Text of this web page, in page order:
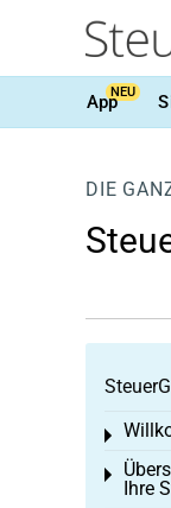
AppNEU
DIE
Toggle
Ihre
Toggle